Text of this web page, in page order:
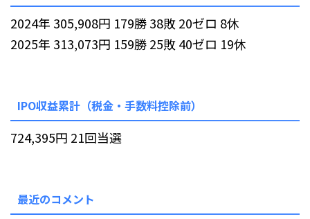
2024年 305,908円 179勝 38敗 20ゼロ 8休
2025年 313,073円 159勝 25敗 40ゼロ 19休
IPO収益累計（税金・手数料控除前）
724,395円 21回当選
最近のコメント